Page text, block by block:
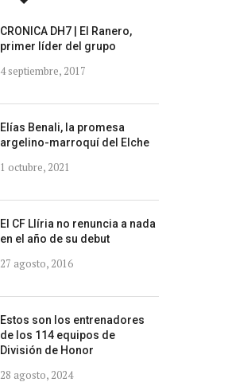
CRONICA DH7 | El Ranero,
primer líder del grupo
4 septiembre, 2017
Elías Benali, la promesa
argelino-marroquí del Elche
1 octubre, 2021
El CF Llíria no renuncia a nada
en el año de su debut
27 agosto, 2016
Estos son los entrenadores
de los 114 equipos de
División de Honor
28 agosto, 2024